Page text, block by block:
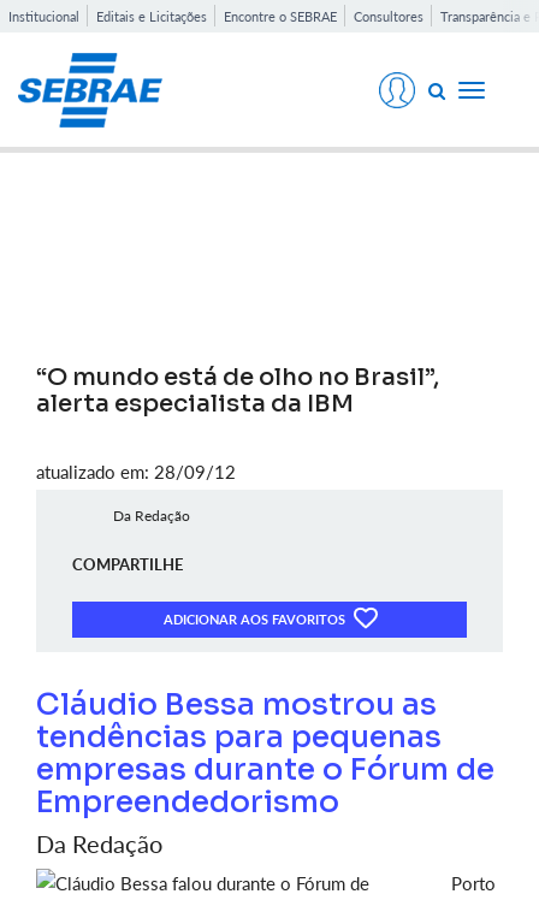
Institucional Editais e Licitações Encontre o SEBRAE Consultores Transparência e
Toggle
“O mundo está de olho no Brasil”,
alerta especialista da IBM
atualizado em: 28/09/12
Da Redação
COMPARTILHE
ADICIONAR AOS FAVORITOS
Cláudio Bessa mostrou as
tendências para pequenas
empresas durante o Fórum de
Empreendedorismo
Da Redação
Porto